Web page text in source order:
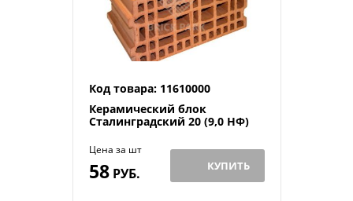
Код товара: 11610000
Керамический блок
Сталинградский 20 (9,0 НФ)
Цена за шт
58РУБ. КУПИТЬ